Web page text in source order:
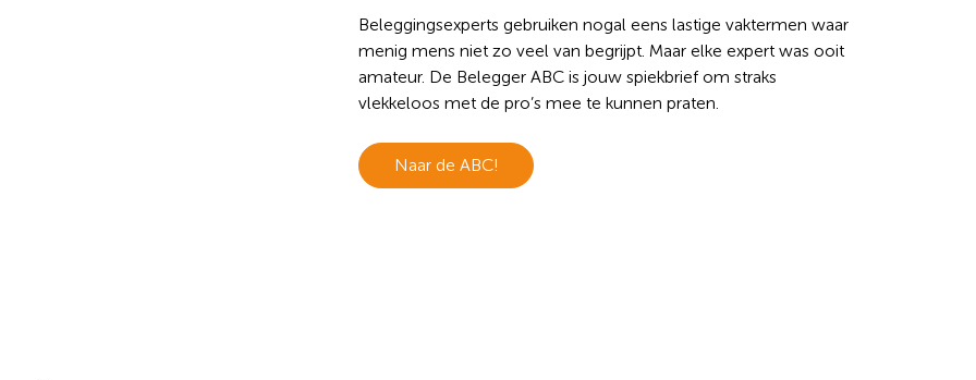
Beleggingsexperts gebruiken nogal eens lastige vaktermen waar
menig mens niet zo veel van begrijpt. Maar elke expert was ooit
amateur. De Belegger ABC is jouw spiekbrief om straks
vlekkeloos met de pro’s mee te kunnen praten.
Naar de ABC!